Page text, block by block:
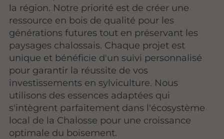
la région. Notre priorité est de créer une
ressource en bois de qualité pour les
générations futures tout en préservant les
paysages chalossais. Chaque projet est
unique et bénéficie d'un suivi personnalisé
pour garantir la réussite de vos
investissements en sylviculture. Nous
utilisons des essences adaptées qui
s'intègrent parfaitement dans l'écosystème
local de la Chalosse pour une croissance
optimale du boisement.